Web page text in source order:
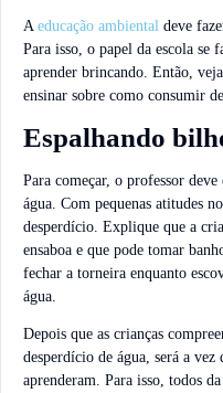
A educação ambiental deve
Para isso, o papel da escola se
aprender brincando. Então,
ensinar sobre como consumir
Espalhando
Para começar, o professor
água. Com pequenas atitudes
desperdício. Explique que a
ensaboa e que pode tomar
fechar a torneira enquanto
água.
Depois que as crianças
desperdício de água, será a
aprenderam. Para isso, todos